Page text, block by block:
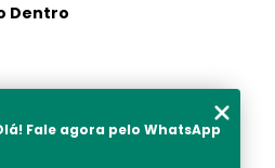
Dentro
Fale agora pelo WhatsApp